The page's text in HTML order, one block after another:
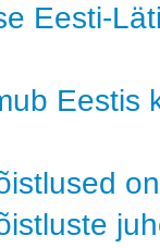
Eesti-
Eestis